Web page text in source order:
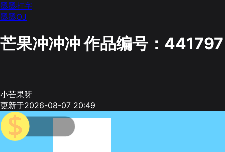
墨墨打字
墨墨OJ
芒果冲冲冲作品编号：441797
小芒果呀
更新于2026-08-07 20:49